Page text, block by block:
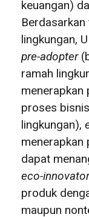
keuangan)
lingkungan,
pre-adopter
ramah
menerapkan
proses
lingkungan),
menerapkan
dapat
eco-
produk
maupun